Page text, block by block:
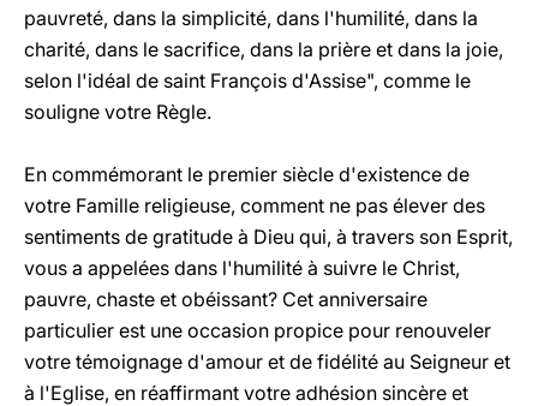
pauvreté, dans la simplicité, dans l'humilité, dans la
charité, dans le sacrifice, dans la prière et dans la joie,
selon l'idéal de saint François d'Assise", comme le
souligne votre Règle.
En commémorant le premier siècle d'existence de
votre Famille religieuse, comment ne pas élever des
sentiments de gratitude à Dieu qui, à travers son Esprit,
vous a appelées dans l'humilité à suivre le Christ,
pauvre, chaste et obéissant? Cet anniversaire
particulier est une occasion propice pour renouveler
votre témoignage d'amour et de fidélité au Seigneur et
à l'Eglise, en réaffirmant votre adhésion sincère et